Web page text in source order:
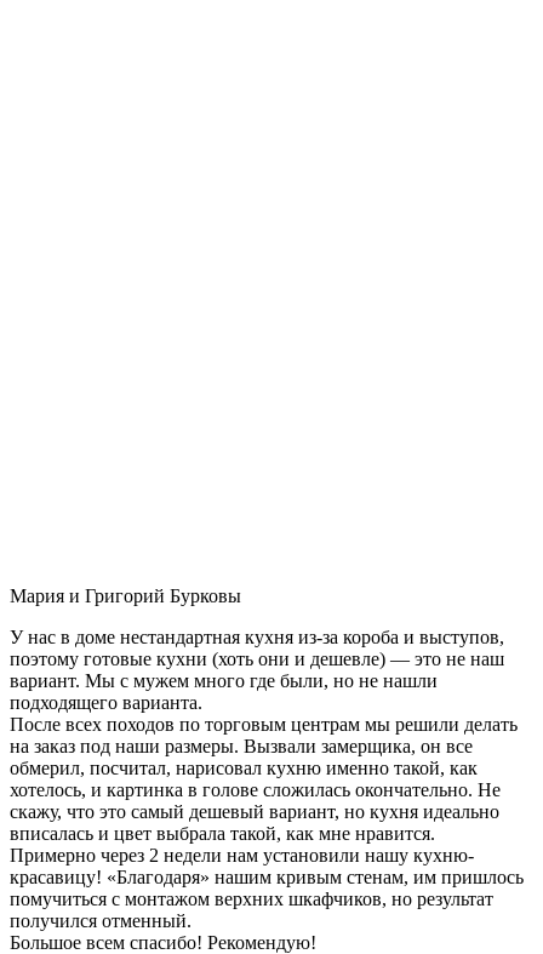
Мария и Григорий Бурковы
У нас в доме нестандартная кухня из-за короба и выступов,
поэтому готовые кухни (хоть они и дешевле) — это не наш
вариант. Мы с мужем много где были, но не нашли
подходящего варианта.
После всех походов по торговым центрам мы решили делать
на заказ под наши размеры. Вызвали замерщика, он все
обмерил, посчитал, нарисовал кухню именно такой, как
хотелось, и картинка в голове сложилась окончательно. Не
скажу, что это самый дешевый вариант, но кухня идеально
вписалась и цвет выбрала такой, как мне нравится.
Примерно через 2 недели нам установили нашу кухню-
красавицу! «Благодаря» нашим кривым стенам, им пришлось
помучиться с монтажом верхних шкафчиков, но результат
получился отменный.
Большое всем спасибо! Рекомендую!